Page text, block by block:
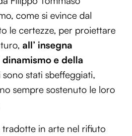
come si evince dal
le certezze, per proiettare
all’ insegna
e della
sono stati sbeffeggiati,
sempre sostenuto le loro
tradotte in arte nel rifiuto